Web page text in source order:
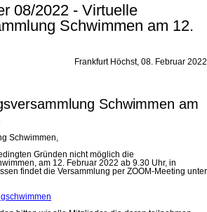
08/2022 - Virtuelle
Schwimmen am 12.
Frankfurt Höchst, 08. Februar 2022
Schwimmen am
Schwimmen,
Gründen nicht möglich die
am 12. Februar 2022 ab 9.30 Uhr, in
findet die Versammlung per ZOOM-Meeting unter